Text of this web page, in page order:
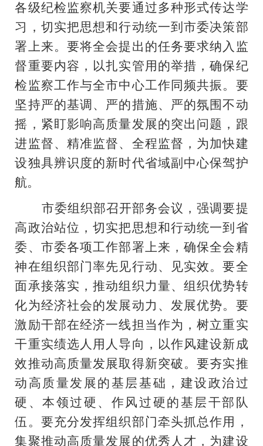
各级纪检监察机关要通过多种形式传达学
习，切实把思想和行动统一到市委决策部
署上来。要将全会提出的任务要求纳入监
督重要内容，以扎实管用的举措，确保纪
检监察工作与全市中心工作同频共振。要
坚持严的基调、严的措施、严的氛围不动
摇，紧盯影响高质量发展的突出问题，跟
进监督、精准监督、全程监督，为加快建
设独具辨识度的新时代省域副中心保驾护
航。
市委组织部召开部务会议，强调要提
高政治站位，切实把思想和行动统一到省
委、市委各项工作部署上来，确保全会精
神在组织部门率先见行动、见实效。要全
面承接落实，推动组织力量、组织优势转
化为经济社会的发展动力、发展优势。要
激励干部在经济一线担当作为，树立重实
干重实绩选人用人导向，以作风建设新成
效推动高质量发展取得新突破。要夯实推
动高质量发展的基层基础，建设政治过
硬、本领过硬、作风过硬的基层干部队
伍。要充分发挥组织部门牵头抓总作用，
集聚推动高质量发展的优秀人才，为建设